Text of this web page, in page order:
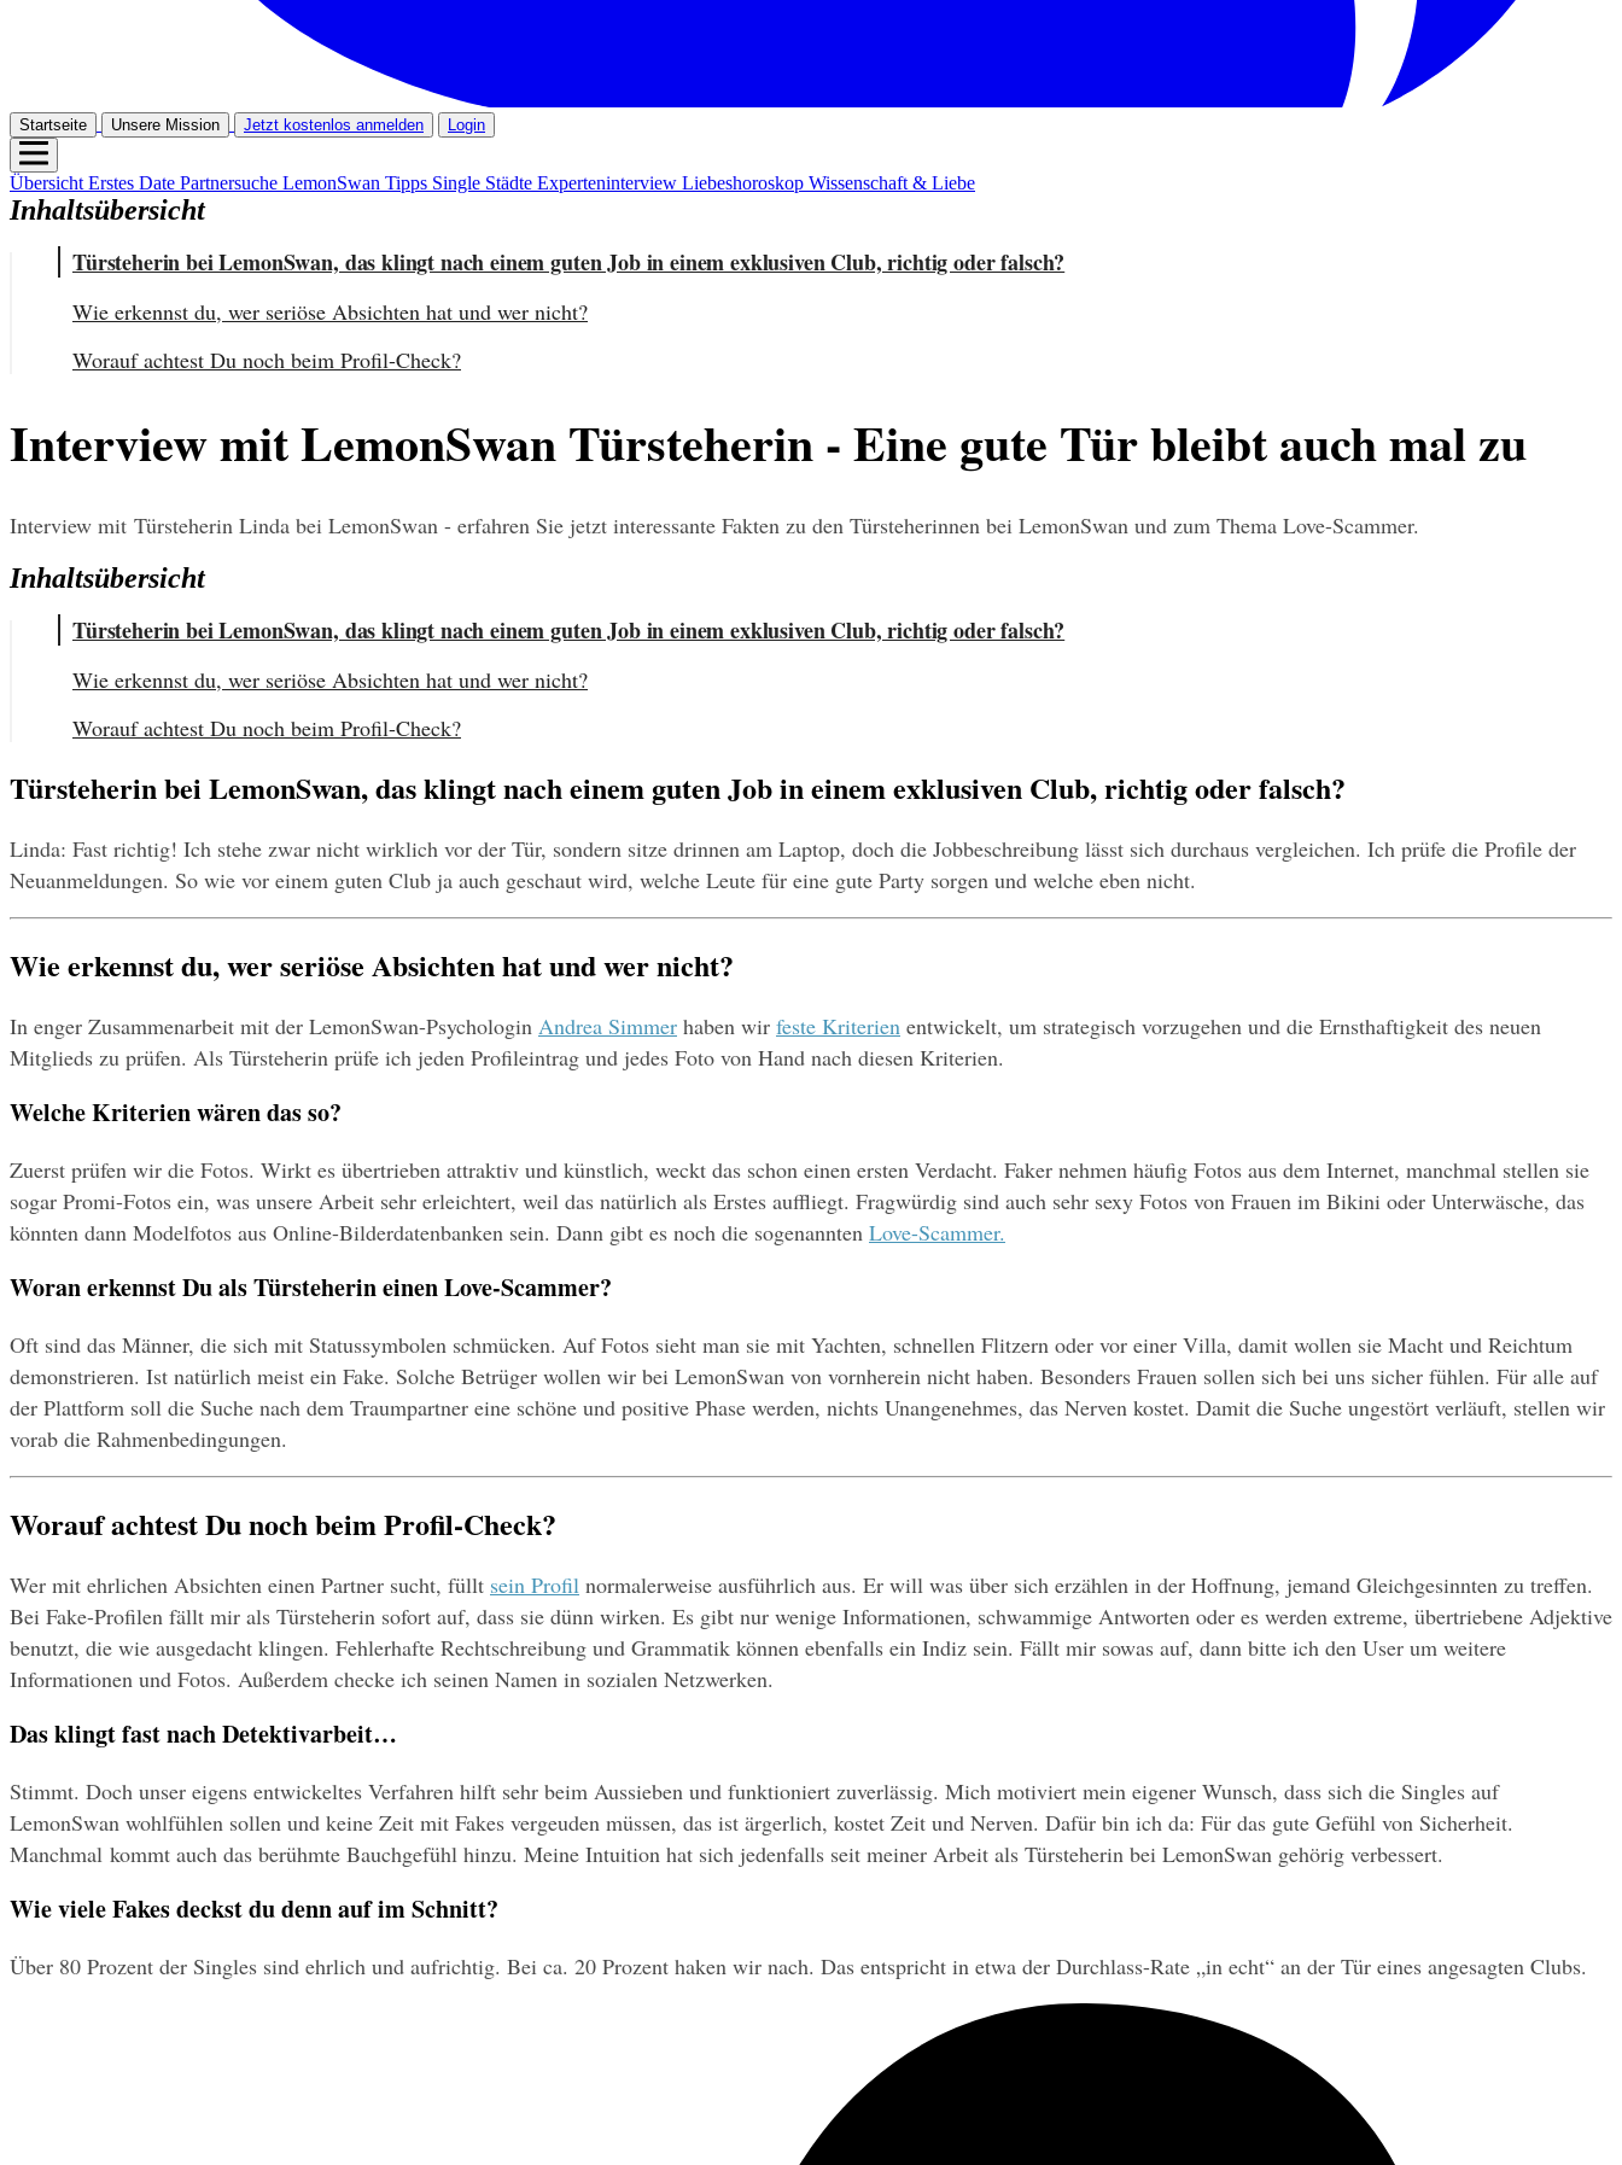
Startseite Unsere Mission Jetzt kostenlos anmelden Login
Übersicht Erstes Date Partnersuche LemonSwan Tipps Single Städte Experteninterview Liebeshoroskop Wissenschaft & Liebe
Inhaltsübersicht
Türsteherin bei LemonSwan, das klingt nach einem guten Job in einem exklusiven Club, richtig oder falsch?
Wie erkennst du, wer seriöse Absichten hat und wer nicht?
Worauf achtest Du noch beim Profil-Check?
Interview mit LemonSwan Türsteherin - Eine gute Tür bleibt auch mal zu
Interview mit Türsteherin Linda bei LemonSwan - erfahren Sie jetzt interessante Fakten zu den Türsteherinnen bei LemonSwan und zum Thema Love-Scammer.
Inhaltsübersicht
Türsteherin bei LemonSwan, das klingt nach einem guten Job in einem exklusiven Club, richtig oder falsch?
Wie erkennst du, wer seriöse Absichten hat und wer nicht?
Worauf achtest Du noch beim Profil-Check?
Türsteherin bei LemonSwan, das klingt nach einem guten Job in einem exklusiven Club, richtig oder falsch?
Linda: Fast richtig! Ich stehe zwar nicht wirklich vor der Tür, sondern sitze drinnen am Laptop, doch die Jobbeschreibung lässt sich durchaus vergleichen. Ich prüfe die Profile der
Neuanmeldungen. So wie vor einem guten Club ja auch geschaut wird, welche Leute für eine gute Party sorgen und welche eben nicht.
Wie erkennst du, wer seriöse Absichten hat und wer nicht?
In enger Zusammenarbeit mit der LemonSwan-Psychologin Andrea Simmer haben wir feste Kriterien entwickelt, um strategisch vorzugehen und die Ernsthaftigkeit des neuen
Mitglieds zu prüfen. Als Türsteherin prüfe ich jeden Profileintrag und jedes Foto von Hand nach diesen Kriterien.
Welche Kriterien wären das so?
Zuerst prüfen wir die Fotos. Wirkt es übertrieben attraktiv und künstlich, weckt das schon einen ersten Verdacht. Faker nehmen häufig Fotos aus dem Internet, manchmal stellen sie
sogar Promi-Fotos ein, was unsere Arbeit sehr erleichtert, weil das natürlich als Erstes auffliegt. Fragwürdig sind auch sehr sexy Fotos von Frauen im Bikini oder Unterwäsche, das
könnten dann Modelfotos aus Online-Bilderdatenbanken sein. Dann gibt es noch die sogenannten Love-Scammer.
Woran erkennst Du als Türsteherin einen Love-Scammer?
Oft sind das Männer, die sich mit Statussymbolen schmücken. Auf Fotos sieht man sie mit Yachten, schnellen Flitzern oder vor einer Villa, damit wollen sie Macht und Reichtum
demonstrieren. Ist natürlich meist ein Fake. Solche Betrüger wollen wir bei LemonSwan von vornherein nicht haben. Besonders Frauen sollen sich bei uns sicher fühlen. Für alle auf
der Plattform soll die Suche nach dem Traumpartner eine schöne und positive Phase werden, nichts Unangenehmes, das Nerven kostet. Damit die Suche ungestört verläuft, stellen wir
vorab die Rahmenbedingungen.
Worauf achtest Du noch beim Profil-Check?
Wer mit ehrlichen Absichten einen Partner sucht, füllt sein Profil normalerweise ausführlich aus. Er will was über sich erzählen in der Hoffnung, jemand Gleichgesinnten zu treffen.
Bei Fake-Profilen fällt mir als Türsteherin sofort auf, dass sie dünn wirken. Es gibt nur wenige Informationen, schwammige Antworten oder es werden extreme, übertriebene Adjektive
benutzt, die wie ausgedacht klingen. Fehlerhafte Rechtschreibung und Grammatik können ebenfalls ein Indiz sein. Fällt mir sowas auf, dann bitte ich den User um weitere
Informationen und Fotos. Außerdem checke ich seinen Namen in sozialen Netzwerken.
Das klingt fast nach Detektivarbeit…
Stimmt. Doch unser eigens entwickeltes Verfahren hilft sehr beim Aussieben und funktioniert zuverlässig. Mich motiviert mein eigener Wunsch, dass sich die Singles auf
LemonSwan wohlfühlen sollen und keine Zeit mit Fakes vergeuden müssen, das ist ärgerlich, kostet Zeit und Nerven. Dafür bin ich da: Für das gute Gefühl von Sicherheit.
Manchmal kommt auch das berühmte Bauchgefühl hinzu. Meine Intuition hat sich jedenfalls seit meiner Arbeit als Türsteherin bei LemonSwan gehörig verbessert.
Wie viele Fakes deckst du denn auf im Schnitt?
Über 80 Prozent der Singles sind ehrlich und aufrichtig. Bei ca. 20 Prozent haken wir nach. Das entspricht in etwa der Durchlass-Rate „in echt“ an der Tür eines angesagten Clubs.